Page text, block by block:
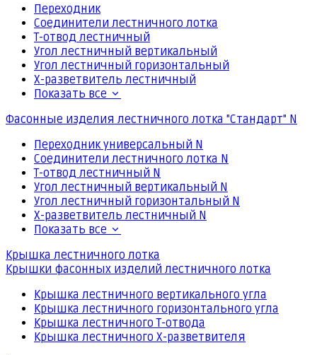
Переходник
Соединители лестничного лотка
Т-отвод лестничный
Угол лестничный вертикальный
Угол лестничный горизонтальный
Х-разветвитель лестничный
Показать все
Фасонные изделия лестничного лотка "Стандарт" N
Переходник универсальный N
Соединители лестничного лотка N
Т-отвод лестничный N
Угол лестничный вертикальный N
Угол лестничный горизонтальный N
Х-разветвитель лестничный N
Показать все
Крышка лестничного лотка
Крышки фасонных изделий лестничного лотка
Крышка лестничного вертикального угла
Крышка лестничного горизонтального угла
Крышка лестничного Т-отвода
Крышка лестничного Х-разветвителя